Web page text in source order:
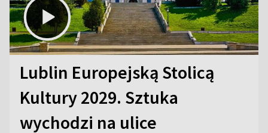
Lublin Europejską Stolicą
Kultury 2029. Sztuka
wychodzi na ulice